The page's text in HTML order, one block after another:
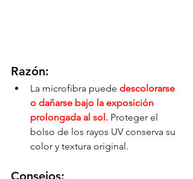
Razón:
La microfibra puede descolorarse
o dañarse bajo la exposición
prolongada al sol. Proteger el
bolso de los rayos UV conserva su
color y textura original.
Consejos: